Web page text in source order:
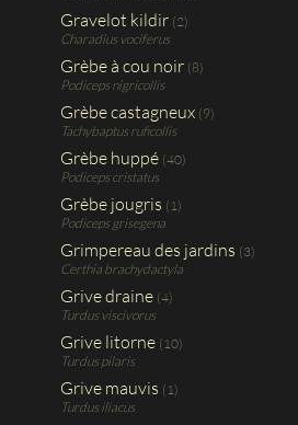
Gravelot kildir (2)
Charadius vociferus
Grèbe à cou noir (8)
Podiceps nigricollis
Grèbe castagneux (9)
Tachybaptus ruficollis
Grèbe huppé (40)
Podiceps cristatus
Grèbe jougris (1)
Podiceps grisegena
Grimpereau des jardins (3)
Certhia brachydactyla
Grive draine (4)
Turdus viscivorus
Grive litorne (10)
Turdus pilaris
Grive mauvis (1)
Turdus iliacus